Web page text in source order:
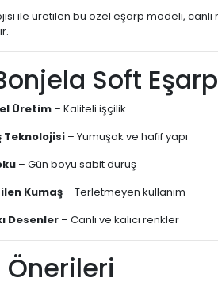
ile üretilen bu özel eşarp modeli, canlı
Soft
Üretim – Kaliteli işçilik
Teknolojisi – Yumuşak ve hafif yapı
– Gün boyu sabit duruş
Kumaş – Terletmeyen kullanım
Desenler – Canlı ve kalıcı renkler